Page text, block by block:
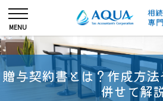
贈与契約書とは？作成方
併せて解